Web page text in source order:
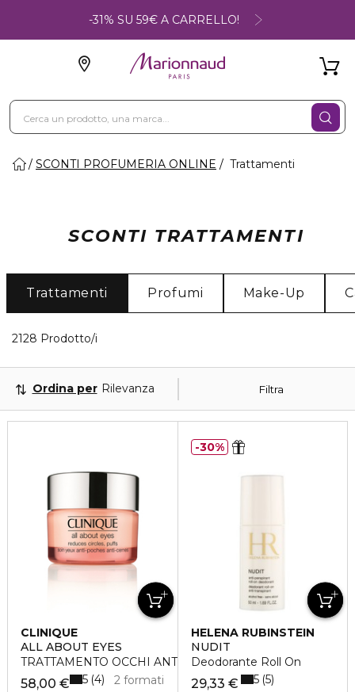
-31% SU 59€ A CARRELLO!
SCONTI PROFUMERIA ONLINE Trattamenti
SCONTI TRATTAMENTI
Trattamenti Profumi Make-Up
2128 Prodotto/i
Filtra
Ordina per Rilevanza
CLINIQUE
ALL ABOUT EYES
TRATTAMENTO OCCHI ANTI-BORSE ANTI-OCCHIAIE
58,00 € 2 formati
5 4
HELENA RUBINSTEIN
NUDIT
Deodorante Roll On
29,33 €
5 5
30%